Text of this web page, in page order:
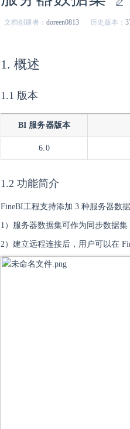
文档创建者： doreen0813 历史版本：
1. 概述
1.1 版本
BI 服务器版本
6.0
1.2 功能简介
FineBI工程支持添加 3 种服务器数
1）服务器数据集可作为同步数据集
2）建立远程连接后，用户可以在